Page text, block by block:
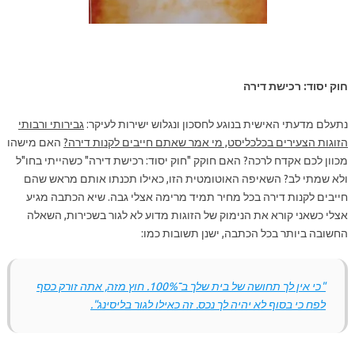
חוק יסוד: רכישת דירה
נתעלם מדעתי האישית בנוגע לחסכון ונגלוש ישירות לעיקר:גבירותי ורבותי
הזוגות הצעירים בכלכליסט, מי אמר שאתם חייבים לקנותדירה?האם מישהו
מכוון לכם אקדח לרכה? האם חוקק "חוק יסוד: רכישת דירה" כשהייתי בחו"ל
ולא שמתי לב? השאיפה האוטומטית הזו, כאילו תכנתו אותם מראש שהם
חייבים לקנות דירה בכל מחיר תמיד מרימה אצלי גבה. שיא הכתבה מגיע
אצלי כשאני קורא את הנימוק של הזוגות מדוע לא לגור בשכירות, השאלה
החשובה ביותר בכל הכתבה, ישנן תשובות כמו:
"כי אין לך תחושה של בית שלך ב־100%. חוץ מזה, אתה זורק כסף
לפח כי בסוף לא יהיה לך נכס. זה כאילו לגור בליסינג".